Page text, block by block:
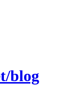
blog